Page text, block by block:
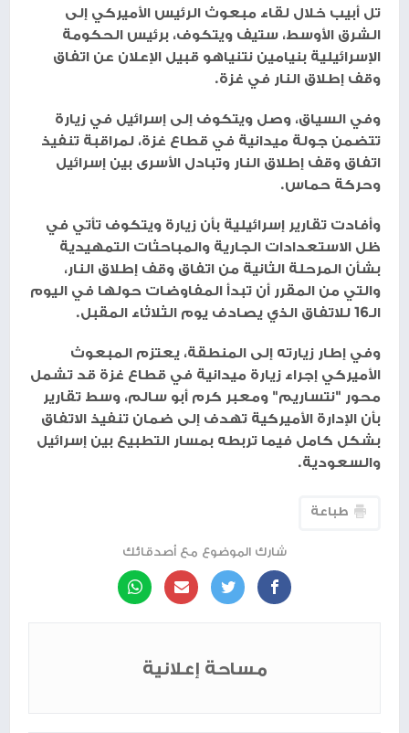
تل أبيب خلال لقاء مبعوث الرئيس الأميركي إلى
الشرق الأوسط، ستيف ويتكوف، برئيس الحكومة
الإسرائيلية بنيامين نتنياهو قبيل الإعلان عن اتفاق
وقف إطلاق النار في غزة.
وفي السياق، وصل ويتكوف إلى إسرائيل في زيارة
تتضمن جولة ميدانية في قطاع غزة، لمراقبة تنفيذ
اتفاق وقف إطلاق النار وتبادل الأسرى بين إسرائيل
وحركة حماس.
وأفادت تقارير إسرائيلية بأن زيارة ويتكوف تأتي في
ظل الاستعدادات الجارية والمباحثات التمهيدية
بشأن المرحلة الثانية من اتفاق وقف إطلاق النار،
والتي من المقرر أن تبدأ المفاوضات حولها في اليوم
الـ16 للاتفاق الذي يصادف يوم الثلاثاء المقبل.
وفي إطار زيارته إلى المنطقة، يعتزم المبعوث
الأميركي إجراء زيارة ميدانية في قطاع غزة قد تشمل
محور "نتساريم" ومعبر كرم أبو سالم، وسط تقارير
بأن الإدارة الأميركية تهدف إلى ضمان تنفيذ الاتفاق
بشكل كامل فيما تربطه بمسار التطبيع بين إسرائيل
والسعودية.
طباعة
شارك الموضوع مع أصدقائك
مساحة إعلانية